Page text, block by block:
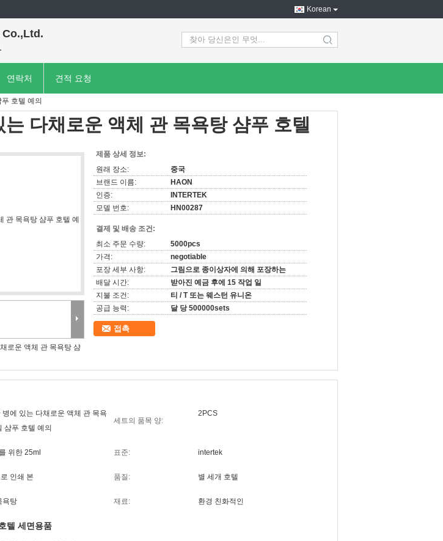
Korean
search
연락처 견적 요청
호텔 예의
다채로운 액체 관 목욕탕 샴푸 호텔
로운 액체 관 목욕탕 샴
제품 상세 정보:
원래 장소:
중국
브랜드 이름:
HAON
인증:
INTERTEK
모델 번호:
HN00287
결제 및 배송 조건:
최소 주문 수량:
5000pcs
가격:
negotiable
포장 세부 사항:
그림으로 종이상자에 의해 포장하는
배달 시간:
받아진 예금 후에 15 작업 일
지불 조건:
티 / T 또는 웨스턴 유니온
공급 능력:
달 당 500000sets
접촉
병에 있는 다채로운 액체 관 목욕
샴푸 호텔 예의
세트의 품목 양:
2PCS
위한 25ml 표준: intertek
인쇄 본 품질: 별 세개 호텔
욕탕 재료: 환경 친화적인
텔 세면용품